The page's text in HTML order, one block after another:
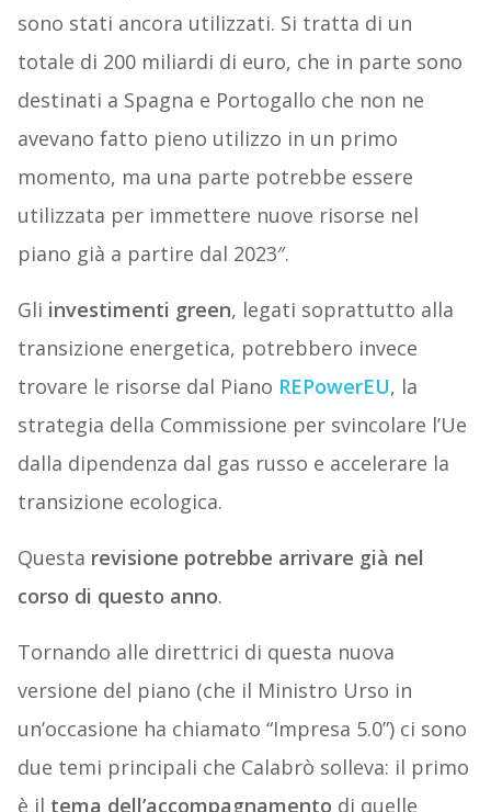
sono stati ancora utilizzati. Si tratta di un
totale di 200 miliardi di euro, che in parte sono
destinati a Spagna e Portogallo che non ne
avevano fatto pieno utilizzo in un primo
momento, ma una parte potrebbe essere
utilizzata per immettere nuove risorse nel
piano già a partire dal 2023″.
Gli investimenti green, legati soprattutto alla
transizione energetica, potrebbero invece
trovare le risorse dal Piano REPowerEU, la
strategia della Commissione per svincolare l’Ue
dalla dipendenza dal gas russo e accelerare la
transizione ecologica.
Questa revisione potrebbe arrivare già nel
corso di questo anno.
Tornando alle direttrici di questa nuova
versione del piano (che il Ministro Urso in
un’occasione ha chiamato “Impresa 5.0”) ci sono
due temi principali che Calabrò solleva: il primo
è il tema dell’accompagnamento di quelle